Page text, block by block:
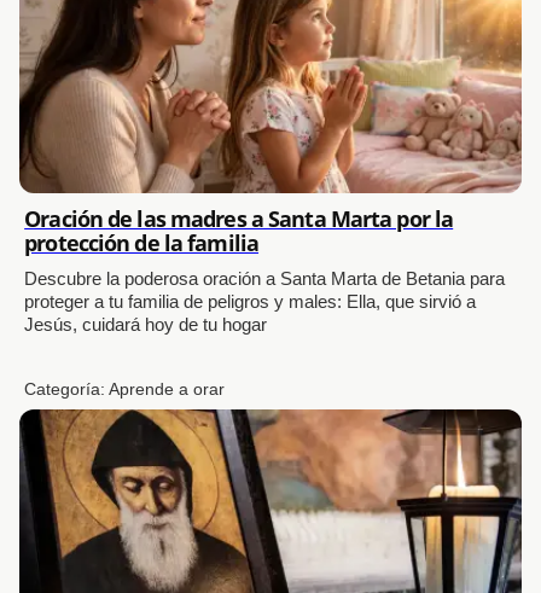
Oración de las madres a Santa Marta por la
protección de la familia
Descubre la poderosa oración a Santa Marta de Betania para
proteger a tu familia de peligros y males: Ella, que sirvió a
Jesús, cuidará hoy de tu hogar
Categoría:Aprende a orar